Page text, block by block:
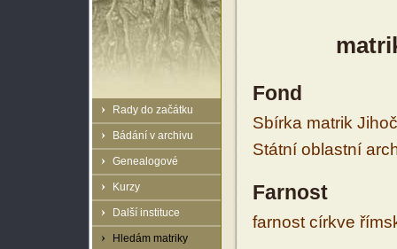
Rady do začátku
Bádání v archivu
Genealogové
Kurzy
Další instituce
Hledám matriky
Fond
Sbírka matrik
Státní oblastní
Farnost
farnost církve